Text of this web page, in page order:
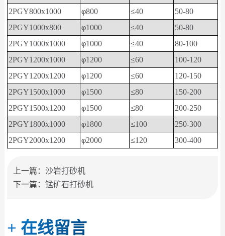
2PGY800x1000
φ800 ≤40
50-80
2PGY1000x800
φ1000 ≤40
50-80
2PGY1000x1000
φ1000 ≤40
80-100
2PGY1200x1000
φ1200 ≤60
100-120
2PGY1200x1200
φ1200 ≤60
120-150
2PGY1500x1000
φ1500 ≤80
150-200
2PGY1500x1200
φ1500 ≤80
200-250
2PGY1800x1000
φ1800 ≤100
250-300
2PGY2000x1200
φ2000 ≤120 300-400
上一篇： 沙岩打砂机
下一篇： 锰矿石打砂机
+ 在线留言